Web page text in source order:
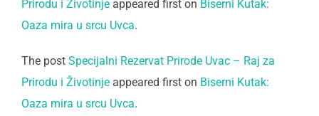
Prirodu i Životinje appeared first on Biserni Kutak:
Oaza mira u srcu Uvca.
The post Specijalni Rezervat Prirode Uvac – Raj za
Prirodu i Životinje appeared first on Biserni Kutak:
Oaza mira u srcu Uvca.